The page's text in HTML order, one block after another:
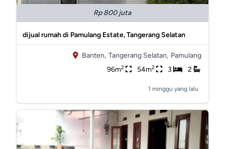
Rp 800 juta
dijual rumah di Pamulang Estate, Tangerang Selatan
Banten, Tangerang Selatan, Pamulang
96m2 54m2 3 2
1 minggu yang lalu